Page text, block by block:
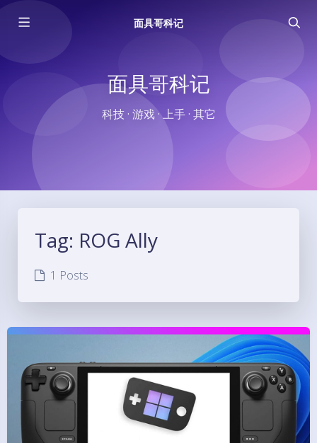
面具哥科记
面具哥科记
科技 · 游戏 · 上手 · 其它
Tag: ROG Ally
1 Posts